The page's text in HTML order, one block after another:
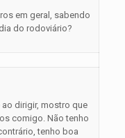
em geral, sabendo
do rodoviário?
dirigir, mostro que
comigo. Não tenho
tenho boa